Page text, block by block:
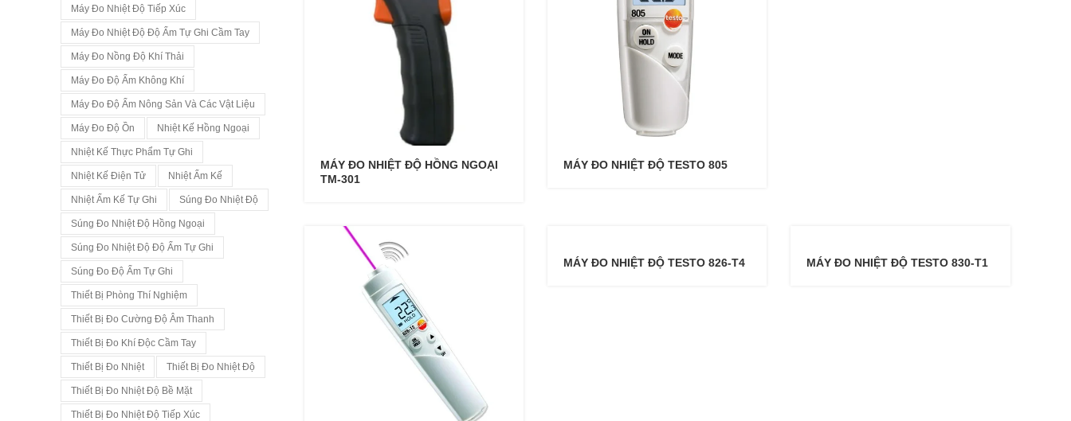
MÁY ĐO NHIỆT ĐỘ HỒNG NGOẠI
TM-301
MÁY ĐO NHIỆT ĐỘ TESTO 805
MÁY ĐO NHIỆT ĐỘ TESTO 826-T4 MÁY ĐO NHIỆT ĐỘ TESTO 830-T1
Máy Đo Nhiệt Độ Tiếp Xúc
Máy Đo Nhiệt Độ Độ Ẩm Tự Ghi Cầm Tay
Máy Đo Nồng Độ Khí Thải
Máy Đo Độ Ẩm Không Khí
Máy Đo Độ Ẩm Nông Sản Và Các Vật Liệu
Máy Đo Độ Ồn Nhiệt Kế Hồng Ngoại
Nhiệt Kế Thực Phẩm Tự Ghi
Nhiệt Kế Điện Tử Nhiệt Ẩm Kế
Nhiệt Ẩm Kế Tự Ghi Súng Đo Nhiệt Độ
Súng Đo Nhiệt Độ Hồng Ngoại
Súng Đo Nhiệt Độ Độ Ẩm Tự Ghi
Súng Đo Độ Ẩm Tự Ghi
Thiết Bị Phòng Thí Nghiệm
Thiết Bị Đo Cường Độ Âm Thanh
Thiết Bị Đo Khí Độc Cầm Tay
Thiết Bị Đo Nhiệt Thiết Bị Đo Nhiệt Độ
Thiết Bị Đo Nhiệt Độ Bề Mặt
Thiết Bị Đo Nhiệt Độ Tiếp Xúc